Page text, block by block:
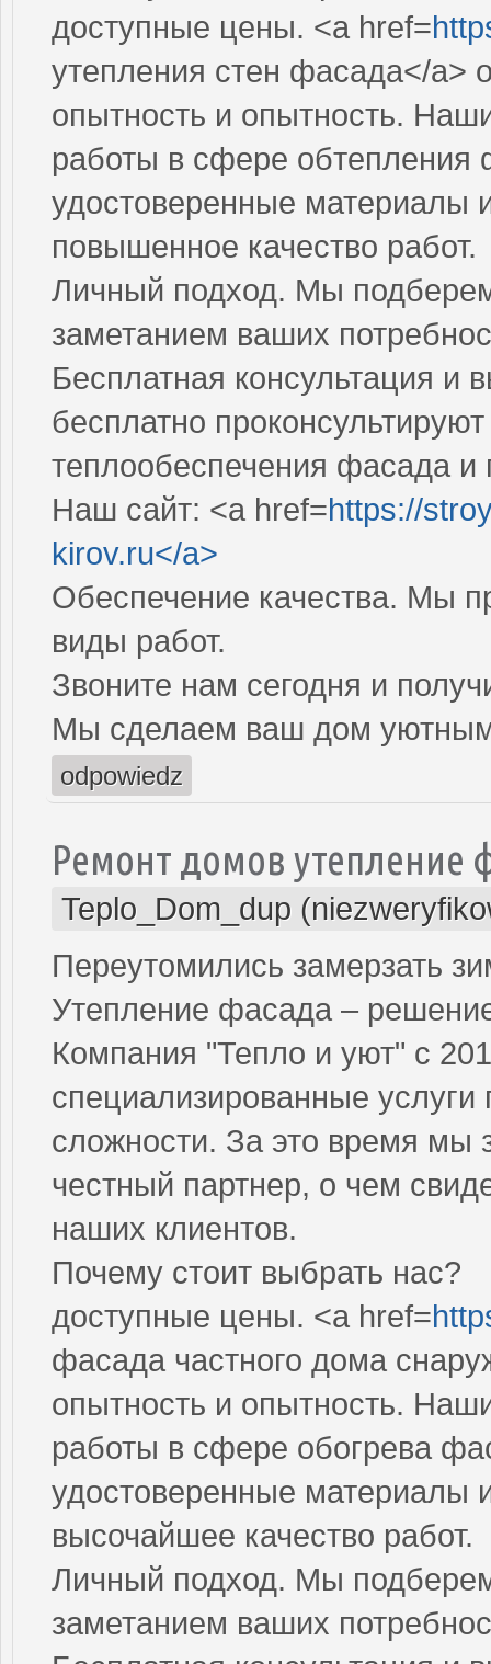
доступные цены. <a href=
утепления стен фасада</a>
опытность и опытность.
работы в сфере обтепления
удостоверенные материалы
повышенное качество работ.
Личный подход. Мы
заметанием ваших
Бесплатная консультация
бесплатно
теплообеспечения фасада и
Наш сайт: <a href=https://
kirov.ru</a>
Обеспечение качества. Мы
виды работ.
Звоните нам сегодня и
Мы сделаем ваш дом
odpowiedz
Ремонт домов утепление
Teplo_Dom_dup
Переутомились замерзать
Утепление фасада –
Компания "Тепло и уют" с
специализированные
сложности. За это время мы
честный партнер, о чем
наших клиентов.
Почему стоит выбрать нас?
доступные цены. <a href=
фасада частного дома
опытность и опытность.
работы в сфере обогрева
удостоверенные материалы
высочайшее качество работ.
Личный подход. Мы
заметанием ваших